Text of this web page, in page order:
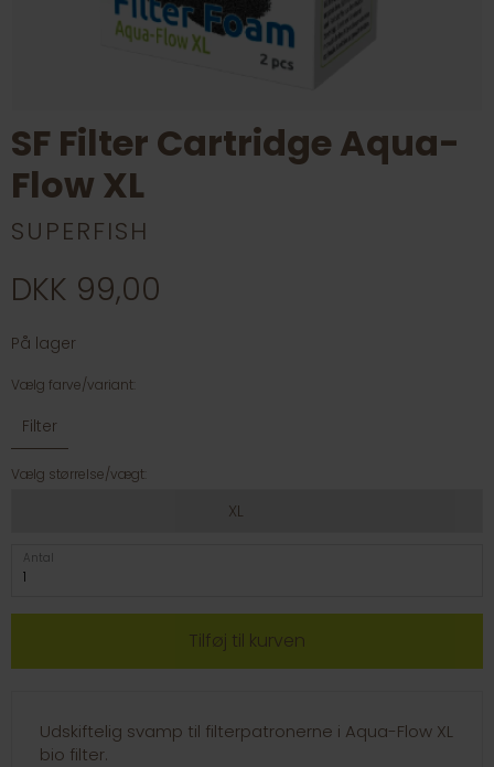
SF Filter Cartridge Aqua-
Flow XL
SUPERFISH
DKK 99,00
På lager
Vælg farve/variant:
Filter
Vælg størrelse/vægt:
XL
Antal
Udskiftelig svamp til filterpatronerne i Aqua-Flow XL
bio filter.